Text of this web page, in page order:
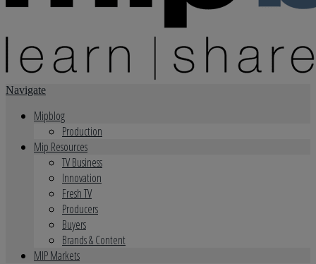
Navigate
Mipblog
Production
Mip Resources
TV Business
Innovation
Fresh TV
Producers
Buyers
Brands & Content
MIP Markets